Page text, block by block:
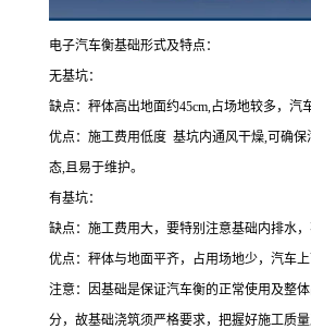
电子汽车衡基础形式及特点：
无基坑：
缺点：秤体高出地面约45cm,占场地较多，汽
优点：施工费用低度 基坑内通风干燥,可确
态,且易于维护。
有基坑：
缺点：施工费用大，要特别注意基础内排水，
优点：秤体与地面平齐，占用场地少，汽车
注意：因基础是保证汽车衡的正常使用及整
分，故基础浇筑须严格要求，把握好施工质